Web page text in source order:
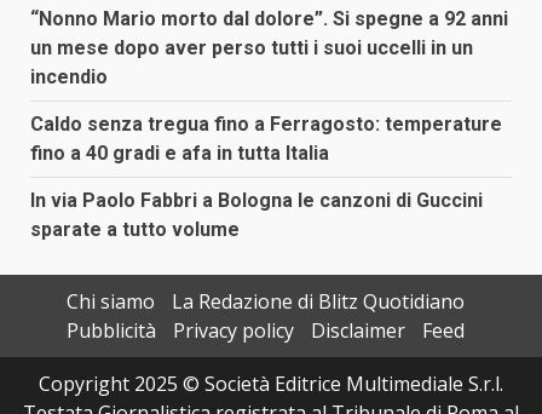
“Nonno Mario morto dal dolore”. Si spegne a 92 anni
un mese dopo aver perso tutti i suoi uccelli in un
incendio
Caldo senza tregua fino a Ferragosto: temperature
fino a 40 gradi e afa in tutta Italia
In via Paolo Fabbri a Bologna le canzoni di Guccini
sparate a tutto volume
Chi siamo
La Redazione di Blitz Quotidiano
Pubblicità
Privacy policy Disclaimer
Feed
Copyright 2025 © Società Editrice Multimediale S.r.l.